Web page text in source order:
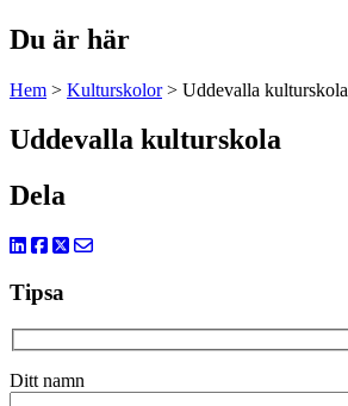
Du är här
Hem > Kulturskolor> Uddevalla kulturskola
Uddevalla kulturskola
Dela
Tipsa
Ditt namn